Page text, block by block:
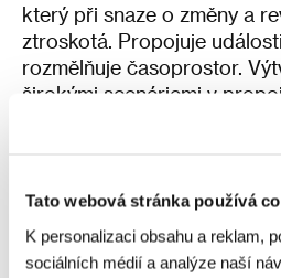
Tato webová stránka používá
K personalizaci obsahu a reklam,
sociálních médií a analýze naší
který při snaze o změny a
ztroskotá. Propojuje události
rozmělňuje časoprostor.
širokými scenériemi v
dialogem a symbolikou
fresku, v jejíž konturách se
snímku však není na úkor
prokreslených postav.